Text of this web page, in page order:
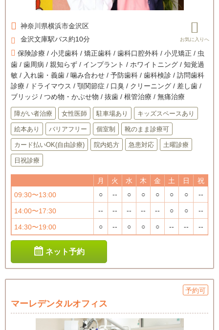
神奈川県横浜市金沢区
金沢文庫駅バス約10分
保険診療 / 小児歯科 / 矯正歯科 / 歯科口腔外科 / 小児矯正 / 虫
歯 / 歯周病 / 親知らず / インプラント / ホワイトニング / 知覚過
敏 / 入れ歯・義歯 / 噛み合わせ / 予防歯科 / 歯科検診 / 訪問歯科
診療 / ドライマウス / 顎関節症 / 口臭 / クリーニング / 差し歯 /
ブリッジ / つめ物・かぶせ物 / 抜歯 / 根管治療 / 無痛治療
障がい者治療 女性医師 駐車場あり キッズスペースあり
絵本あり バリアフリー 個室制 靴のまま診療可
カード払いOK(自由診療) 院内処方 急患対応 土曜診療
日祝診療
月 火 水 木 金 土 日
祝
09:30〜13:00
○ -- ○ ○ ○ ○ ○ --
14:00〜17:30 -- -- -- -- -- ○ ○ --
14:30〜19:00 ○ -- ○ ○ ○ -- -- --
ネット予約
予約可
マーレデンタルオフィス